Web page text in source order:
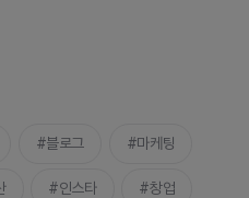
블로그 마케팅
인스타 창업